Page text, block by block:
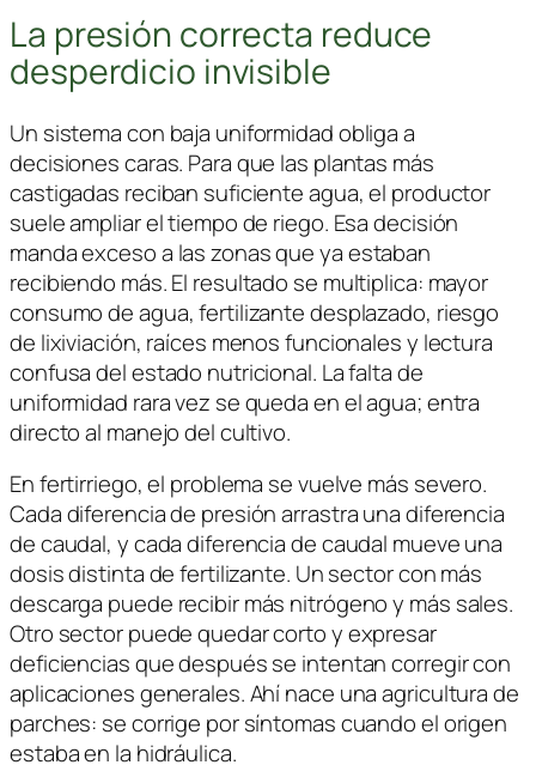
La presión correcta reduce
desperdicio invisible
Un sistema con baja uniformidad obliga a
decisiones caras. Para que las plantas más
castigadas reciban suficiente agua, el productor
suele ampliar el tiempo de riego. Esa decisión
manda exceso a las zonas que ya estaban
recibiendo más. El resultado se multiplica: mayor
consumo de agua, fertilizante desplazado, riesgo
de lixiviación, raíces menos funcionales y lectura
confusa del estado nutricional. La falta de
uniformidad rara vez se queda en el agua; entra
directo al manejo del cultivo.
En fertirriego, el problema se vuelve más severo.
Cada diferencia de presión arrastra una diferencia
de caudal, y cada diferencia de caudal mueve una
dosis distinta de fertilizante. Un sector con más
descarga puede recibir más nitrógeno y más sales.
Otro sector puede quedar corto y expresar
deficiencias que después se intentan corregir con
aplicaciones generales. Ahí nace una agricultura de
parches: se corrige por síntomas cuando el origen
estaba en la hidráulica.